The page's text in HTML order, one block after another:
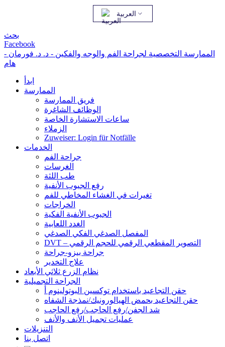
العربية
بحث
Facebook
الممارسة التخصصية لجراحة الفم والوجه والفكين - د. د. فورمان -
هام
ابدأ
الممارسة
فريق الممارسة
الوظائف الشاغرة
ساعات الاستشارة الخاصة
الزملاء
Zuweiser: Login für Notfälle
الخدمات
جراحة الفم
الغرسات
طب اللثة
رفع الجيوب الأنفية
تغيرات في الغشاء المخاطي للفم
الخراجات
الجيوب الأنفية الفكية
الغدد اللعابية
المفصل الصدغي الفكي الصدغي
DVT – التصوير المقطعي الرقمي للحجم الرقمي
جراحة بيزو-جراحة
علاج التخدير
نظام الزرع ثلاثي الأبعاد
الجراحة التجميلية
حقن التجاعيد باستخدام توكسين البوتولينوم أ
حقن التجاعيد بحمض الهيالورونيك/نمذجة الشفاه
شد الجفن/رفع الحاجب/رفع الحاجب
عمليات تجميل الأنف والأنف
التنزيلات
اتصل بنا